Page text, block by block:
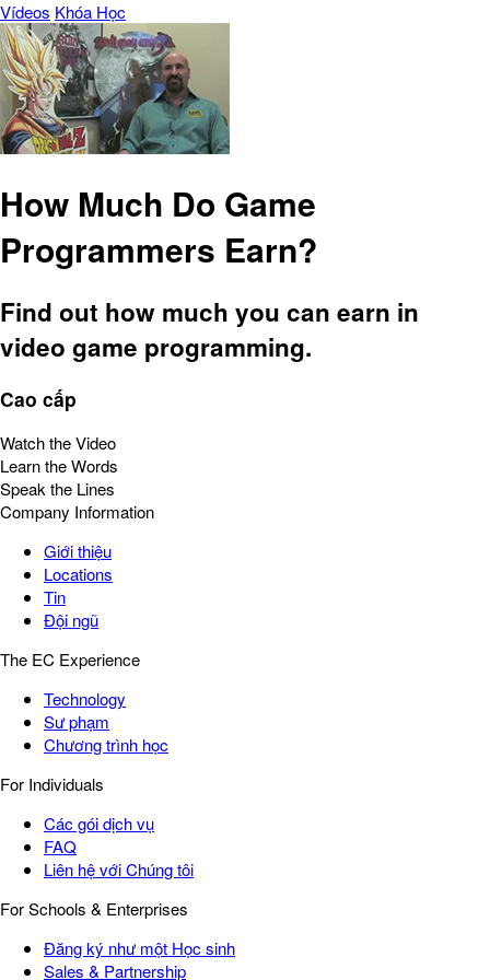
Vídeos Khóa Học
How Much Do Game
Programmers Earn?
Find out how much you can earn in
video game programming.
Cao cấp
Watch the Video
Learn the Words
Speak the Lines
Company Information
Giới thiệu
Locations
Tin
Đội ngũ
The EC Experience
Technology
Sư phạm
Chương trình học
For Individuals
Các gói dịch vụ
FAQ
Liên hệ với Chúng tôi
For Schools & Enterprises
Đăng ký như một Học sinh
Sales & Partnership